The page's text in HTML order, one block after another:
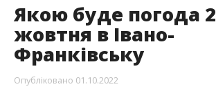
Якою буде погода 2
жовтня в Івано-
Франківську
Опубліковано 01.10.2022